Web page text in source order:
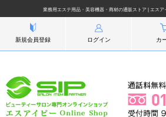
業務用エステ用品・美容機器・商材の通販ストア | エス
新規会員登録 ログイン カ